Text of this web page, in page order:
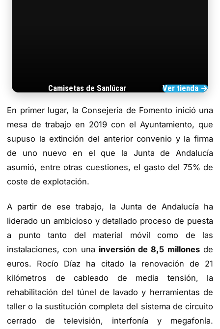
Camisetas de Sanlúcar Ver tienda →
En primer lugar, la Consejería de Fomento inició una
mesa de trabajo en 2019 con el Ayuntamiento, que
supuso la extinción del anterior convenio y la firma
de uno nuevo en el que la Junta de Andalucía
asumió, entre otras cuestiones, el gasto del 75% de
coste de explotación.
A partir de ese trabajo, la Junta de Andalucía ha
liderado un ambicioso y detallado proceso de puesta
a punto tanto del material móvil como de las
instalaciones, con una inversión de 8,5 millonesde
euros. Rocío Díaz ha citado la renovación de 21
kilómetros de cableado de media tensión, la
rehabilitación del túnel de lavado y herramientas de
taller o la sustitución completa del sistema de circuito
cerrado de televisión, interfonía y megafonía.